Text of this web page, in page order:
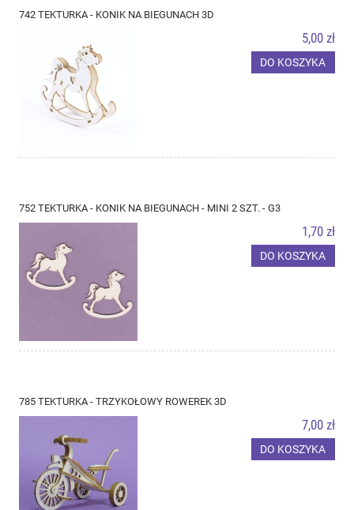
742 TEKTURKA - KONIK NA BIEGUNACH 3D
5,00 zł
DO KOSZYKA
752 TEKTURKA - KONIK NA BIEGUNACH - MINI 2 SZT. - G3
1,70 zł
DO KOSZYKA
785 TEKTURKA - TRZYKOŁOWY ROWEREK 3D
7,00 zł
DO KOSZYKA